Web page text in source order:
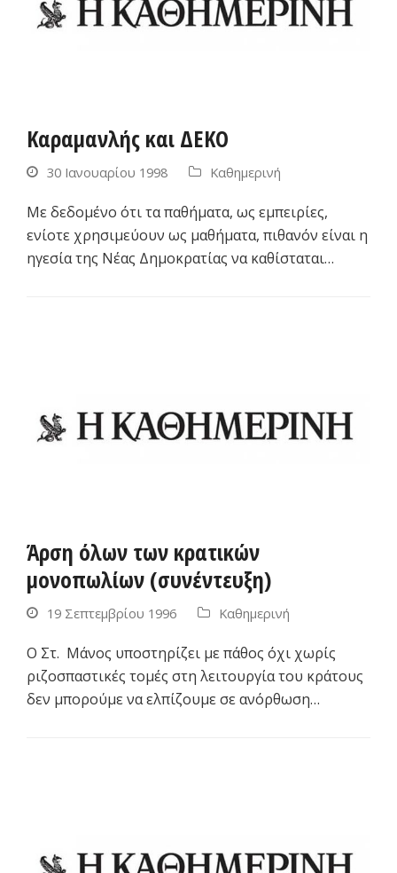
Καραμανλής και ΔΕΚΟ
30 Ιανουαρίου 1998 Καθημερινή
Με δεδομένο ότι τα παθήματα, ως εμπειρίες,
ενίοτε χρησιμεύουν ως μαθήματα, πιθανόν είναι η
ηγεσία της Νέας Δημοκρατίας να καθίσταται…
Άρση όλων των κρατικών
μονοπωλίων (συνέντευξη)
19 Σεπτεμβρίου 1996 Καθημερινή
Ο Στ. Μάνος υποστηρίζει με πάθος όχι χωρίς
ριζοσπαστικές τομές στη λειτουργία του κράτους
δεν μπορούμε να ελπίζουμε σε ανόρθωση…